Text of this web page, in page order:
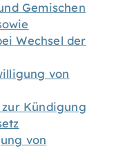
Gemischen
Wechsel der
von
Kündigung
von